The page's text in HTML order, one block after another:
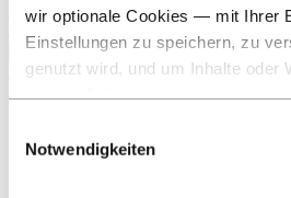
wir optionale Cookies — mit Ihrer
Einstellungen zu speichern, zu
genutzt wird, und um Inhalte oder
Tools wir für Sicherheits‑,
verwenden. Diese Drittanbieter
Notwendigkeiten
Schließen
Hydro auf einen Blick